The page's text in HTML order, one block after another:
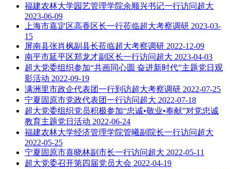
福建农林大学园艺管理学院余顺兴书记一行访问超大
2023-06-09
上海市嘉定区高香区长一行莅临超大考察调研 2023-03-
15
屏南县张肖枫副县长莅临超大考察调研 2022-12-09
南平市延平区郑龙才副区长一行访问超大 2023-04-03
超大党委组织参加“共画同心圆 奋进新时代”主题党日观
影活动 2022-09-19
满洲里市政企代表团一行到访超大考察调研 2022-07-25
宁夏固原市党政代表团一行访问超大 2022-07-18
超大党委组织党员积极参加“忠诚•敬业•奉献”对党忠诚
教育主题党日活动 2022-06-24
福建农林大学经济管理学院管曦副院长一行访问超大
2022-05-25
宁夏固原市喜晓林副市长一行访问超大 2022-05-11
超大党委召开第四届党员大会 2022-04-19